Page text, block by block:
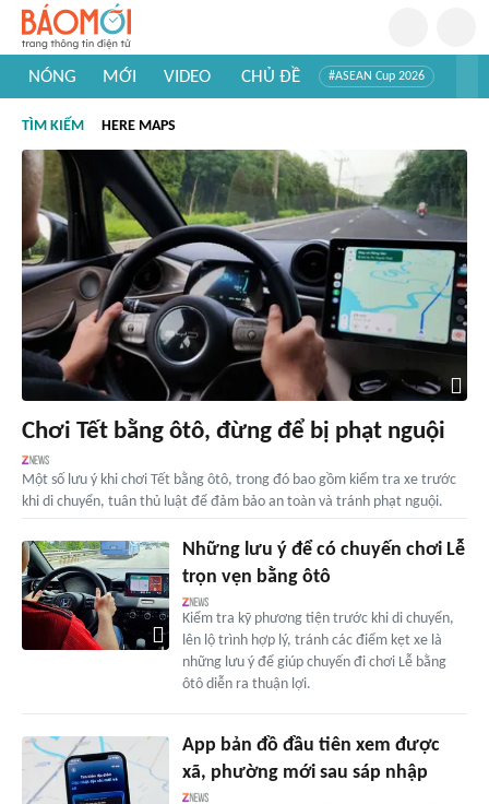
NÓNG MỚI VIDEO CHỦ ĐỀ #ASEAN Cup 2026
#Khám phá thế giới
TÌM KIẾM HERE MAPS
Chơi Tết bằng ôtô, đừng để bị phạt nguội
Một số lưu ý khi chơi Tết bằng ôtô, trong đó bao gồm kiểm tra xe trước
khi di chuyển, tuân thủ luật để đảm bảo an toàn và tránh phạt nguội.
Những lưu ý để có chuyến chơi Lễ
trọn vẹn bằng ôtô
Kiểm tra kỹ phương tiện trước khi di chuyển,
lên lộ trình hợp lý, tránh các điểm kẹt xe là
những lưu ý để giúp chuyến đi chơi Lễ bằng
ôtô diễn ra thuận lợi.
App bản đồ đầu tiên xem được
xã, phường mới sau sáp nhập